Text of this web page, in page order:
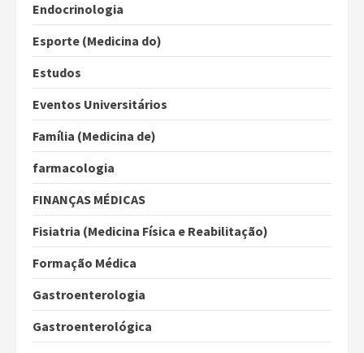
Endocrinologia
Esporte (Medicina do)
Estudos
Eventos Universitários
Família (Medicina de)
farmacologia
FINANÇAS MÉDICAS
Fisiatria (Medicina Física e Reabilitação)
Formação Médica
Gastroenterologia
Gastroenterológica